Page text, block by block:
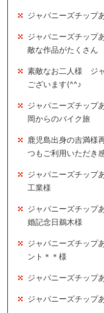
ジャパニーズチップ
ジャパニーズチップ
敵な作品がたくさん
素敵なお二人様 ジ
ございます(^^♪
ジャパニーズチップ
岡からのバイク旅
鹿児島出身の吉満様
つもご利用いただき
ジャパニーズチップ
工業様
ジャパニーズチップ
婚記念日鵜木様
ジャパニーズチップ
ント＊＊様
ジャパニーズチップ
ジャパニーズチップ